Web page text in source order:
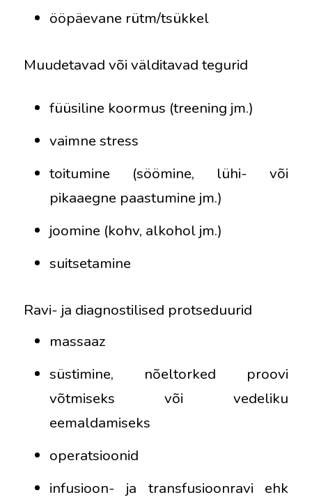
ööpäevane rütm/tsükkel
Muudetavad või välditavad tegurid
füüsiline koormus (treening jm.)
vaimne stress
toitumine (söömine, lühi- või
pikaaegne paastumine jm.)
joomine (kohv, alkohol jm.)
suitsetamine
Ravi- ja diagnostilised protseduurid
massaaz
süstimine, nõeltorked proovi
võtmiseks või vedeliku
eemaldamiseks
operatsioonid
infusioon- ja transfusioonravi ehk